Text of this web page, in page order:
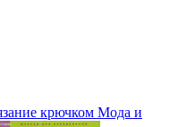
крючком Мода и